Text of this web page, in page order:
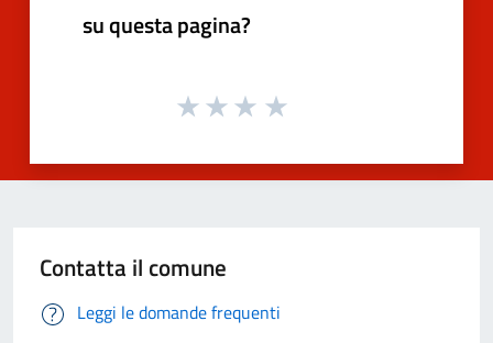
su questa pagina?
Contatta il comune
Leggi le domande frequenti